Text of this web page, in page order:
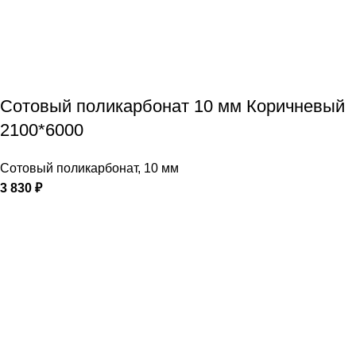
Сотовый поликарбонат 10 мм Коричневый
2100*6000
Сотовый поликарбонат, 10 мм
3 830 ₽